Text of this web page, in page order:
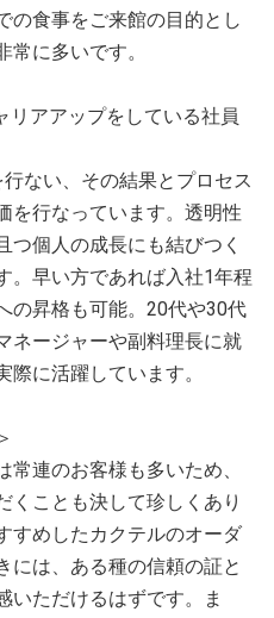
の食事をご来館の目的とし
常に多いです。
リアアップをしている社員
ない、その結果とプロセス
を行なっています。透明性
つ個人の成長にも結びつく
。早い方であれば入社1年程
の昇格も可能。20代や30代
ネージャーや副料理長に就
際に活躍しています。
常連のお客様も多いため、
くことも決して珍しくあり
すめしたカクテルのオーダ
には、ある種の信頼の証と
いただけるはずです。ま